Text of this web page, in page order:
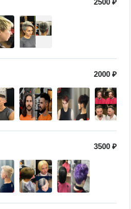
2500 ₽
2000 ₽
3500 ₽